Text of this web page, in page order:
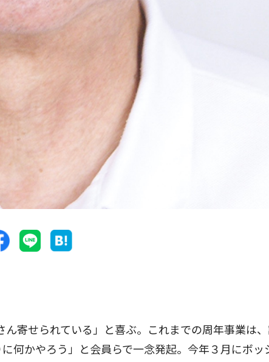
寄せられている」と喜ぶ。これまでの周年事業は
何かやろう」と会員らで一念発起。今年３月にボッ